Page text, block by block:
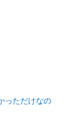
っただけなの